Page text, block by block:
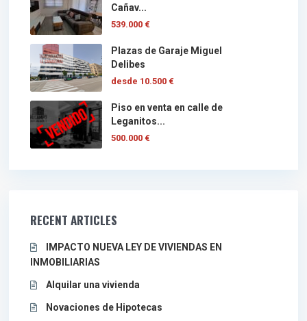
Cañav...
539.000 €
Plazas de Garaje Miguel
Delibes
desde 10.500 €
Piso en venta en calle de
Leganitos...
500.000 €
RECENT ARTICLES
IMPACTO NUEVA LEY DE VIVIENDAS EN
INMOBILIARIAS
Alquilar una vivienda
Novaciones de Hipotecas